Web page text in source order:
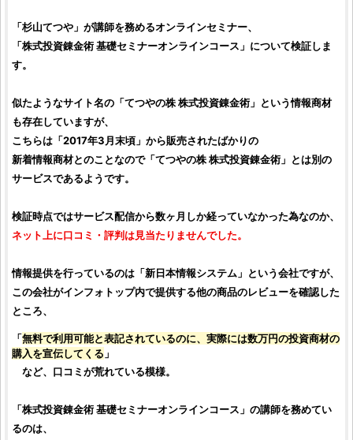
「杉山てつや 」が講師を務めるオンラインセミナー、
「株式投資錬金術 基礎セミナーオンラインコース 」について検証しま
す。
似たようなサイト名の「てつやの株 株式投資錬金術 」という情報商材
も存在していますが、
こちらは「2017年3月末頃」から販売されたばかりの
新着情報商材とのことなので「てつやの株 株式投資錬金術 」とは別の
サービスであるようです。
検証時点ではサービス配信から数ヶ月しか経っていなかった為なのか、
ネット上に口コミ ・ 評判は見当たりませんでした。
情報提供を行っているのは「新日本情報システム 」という会社ですが、
この会社がインフォトップ内で提供する他の商品のレビューを確認した
ところ、
「無料で利用可能と表記されているのに、実際には数万円の投資商材の
購入を宣伝してくる 」
など、 口コミが荒れている模様。
「株式投資錬金術 基礎セミナーオンラインコース 」の講師を務めてい
るのは、